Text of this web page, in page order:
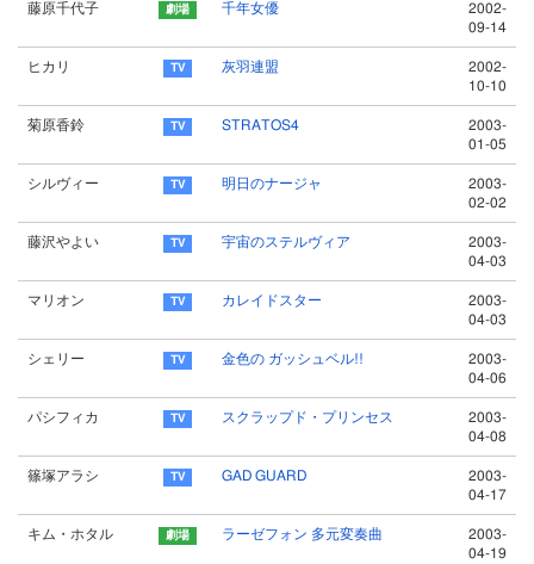
藤原千代子 千年女優
2002-
09-14
ヒカリ 灰羽連盟
2002-
10-10
菊原香鈴 STRATOS4
2003-
01-05
シルヴィー 明日のナージャ
2003-
02-02
藤沢やよい 宇宙のステルヴィア
2003-
04-03
マリオン カレイドスター
2003-
04-03
シェリー 金色の ガッシュベル!!
2003-
04-06
パシフィカ スクラップド・プリンセス
2003-
04-08
篠塚アラシ GAD GUARD
2003-
04-17
キム・ホタル ラーゼフォン 多元変奏曲
2003-
04-19